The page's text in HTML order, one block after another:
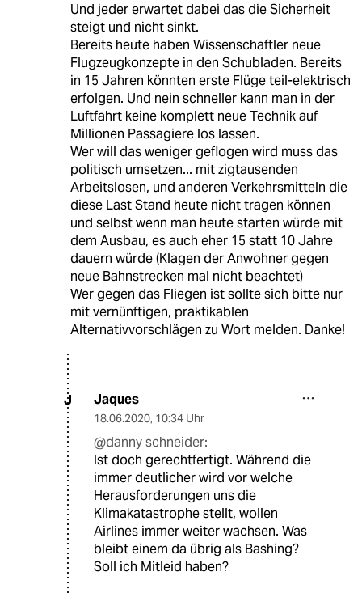
Und jeder erwartet dabei das die Sicherheit
steigt und nicht sinkt.
Bereits heute haben Wissenschaftler neue
Flugzeugkonzepte in den Schubladen. Bereits
in 15 Jahren könnten erste Flüge teil-elektrisch
erfolgen. Und nein schneller kann man in der
Luftfahrt keine komplett neue Technik auf
Millionen Passagiere los lassen.
Wer will das weniger geflogen wird muss das
politisch umsetzen... mit zigtausenden
Arbeitslosen, und anderen Verkehrsmitteln die
diese Last Stand heute nicht tragen können
und selbst wenn man heute starten würde mit
dem Ausbau, es auch eher 15 statt 10 Jahre
dauern würde (Klagen der Anwohner gegen
neue Bahnstrecken mal nicht beachtet)
Wer gegen das Fliegen ist sollte sich bitte nur
mit vernünftigen, praktikablen
Alternativvorschlägen zu Wort melden. Danke!
J Jaques
18.06.2020, 10:34 Uhr
@danny schneider:
Ist doch gerechtfertigt. Während die
immer deutlicher wird vor welche
Herausforderungen uns die
Klimakatastrophe stellt, wollen
Airlines immer weiter wachsen. Was
bleibt einem da übrig als Bashing?
Soll ich Mitleid haben?